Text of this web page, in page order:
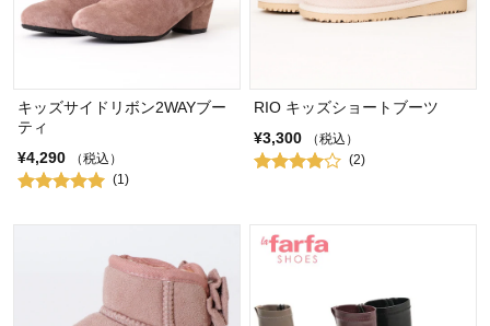
キッズサイドリボン2WAYブー
ティ
¥4,290
（税込）
(1)
RIO キッズショートブーツ
¥3,300
（税込）
(2)